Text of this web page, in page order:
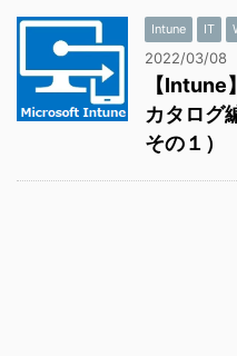
Intune IT
2022/03/08
【Intune
カタログ
その１）